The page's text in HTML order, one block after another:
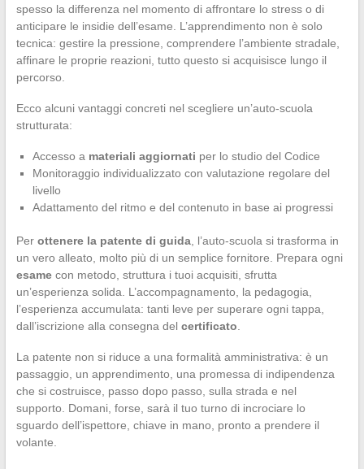
spesso la differenza nel momento di affrontare lo stress o di
anticipare le insidie dell’esame. L’apprendimento non è solo
tecnica: gestire la pressione, comprendere l’ambiente stradale,
affinare le proprie reazioni, tutto questo si acquisisce lungo il
percorso.
Ecco alcuni vantaggi concreti nel scegliere un’auto-scuola
strutturata:
Accesso a materiali aggiornati per lo studio del Codice
Monitoraggio individualizzato con valutazione regolare del
livello
Adattamento del ritmo e del contenuto in base ai progressi
Per ottenere la patente di guida, l’auto-scuola si trasforma in
un vero alleato, molto più di un semplice fornitore. Prepara ogni
esamecon metodo, struttura i tuoi acquisiti, sfrutta
un’esperienza solida. L’accompagnamento, la pedagogia,
l’esperienza accumulata: tanti leve per superare ogni tappa,
dall’iscrizione alla consegna del certificato
La patente non si riduce a una formalità amministrativa: è un
passaggio, un apprendimento, una promessa di indipendenza
che si costruisce, passo dopo passo, sulla strada e nel
supporto. Domani, forse, sarà il tuo turno di incrociare lo
sguardo dell’ispettore, chiave in mano, pronto a prendere il
volante.